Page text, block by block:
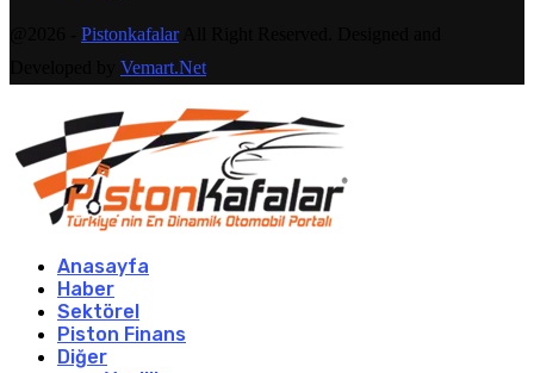
PistonkafalarAll Right Reserved. Designed and
Vemart.Net
Anasayfa
Haber
Sektörel
Piston Finans
Diğer